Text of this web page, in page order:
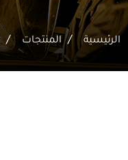
الرئيسية المنتجات